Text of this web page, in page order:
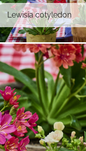
Lewisia cotyledon